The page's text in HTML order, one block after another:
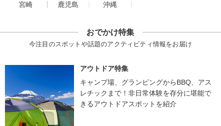
宮崎
鹿児島 沖縄
おでかけ特集
今注目のスポットや話題のアクティビティ情報をお届け
アウトドア特集
キャンプ場、グランピングからBBQ、アス
レチックまで！非日常体験を存分に堪能で
きるアウトドアスポットを紹介